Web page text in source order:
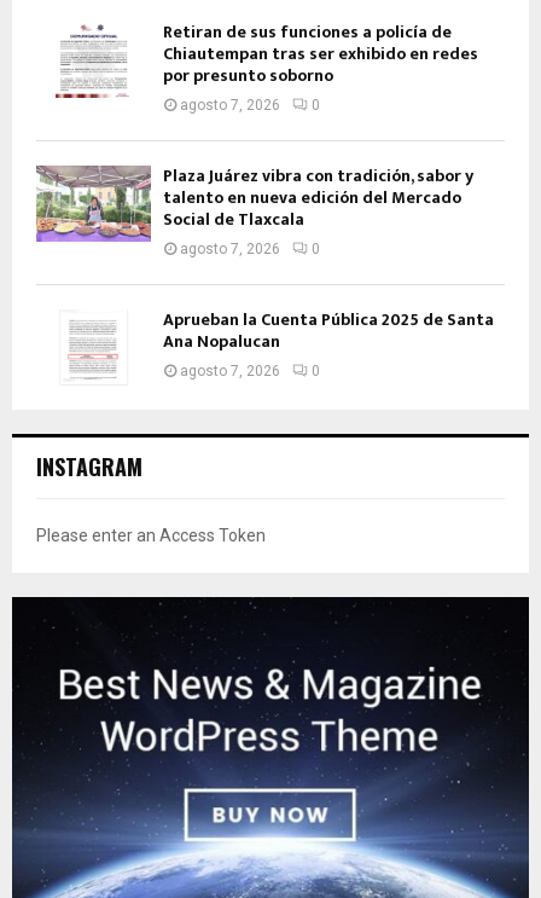
Retiran de sus funciones a policía de
Chiautempan tras ser exhibido en redes
por presunto soborno
agosto 7, 2026 0
Plaza Juárez vibra con tradición, sabor y
talento en nueva edición del Mercado
Social de Tlaxcala
agosto 7, 2026 0
Aprueban la Cuenta Pública 2025 de Santa
Ana Nopalucan
agosto 7, 2026 0
INSTAGRAM
Please enter an Access Token